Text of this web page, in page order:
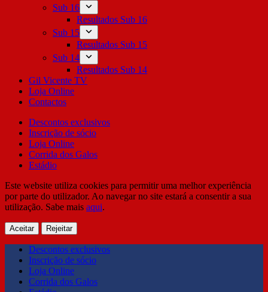
Sub 16
Resultados Sub 16
Sub 15
Resultados Sub 15
Sub 14
Resultados Sub 14
Gil Vicente TV
Loja Online
Contactos
Descontos exclusivos
Inscrição de sócio
Loja Online
Corrida dos Galos
Estádio
Este website utiliza cookies para permitir uma melhor experiência
por parte do utilizador. Ao navegar no site estará a consentir a sua
utilização. Sabe mais aqui.
Aceitar Rejeitar
Descontos exclusivos
Inscrição de sócio
Loja Online
Corrida dos Galos